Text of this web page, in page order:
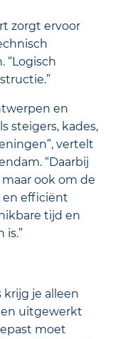
zorgt ervoor
“Logisch
en
steigers, kades,
vertelt
“Daarbij
ook om de
en efficiënt
tijd en
is.”
krijg je alleen
uitgewerkt
moet